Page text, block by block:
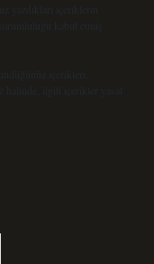
yazdıkları içeriklerin
kabul etmiş
içerikleri,
halinde, ilgili içerikler yasal